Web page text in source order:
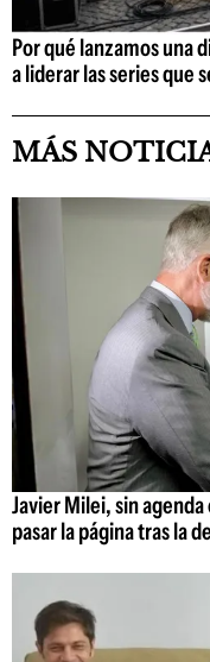
Por qué lanzamos una
a liderar las series que
MÁS
Javier Milei, sin
pasar la página tras la